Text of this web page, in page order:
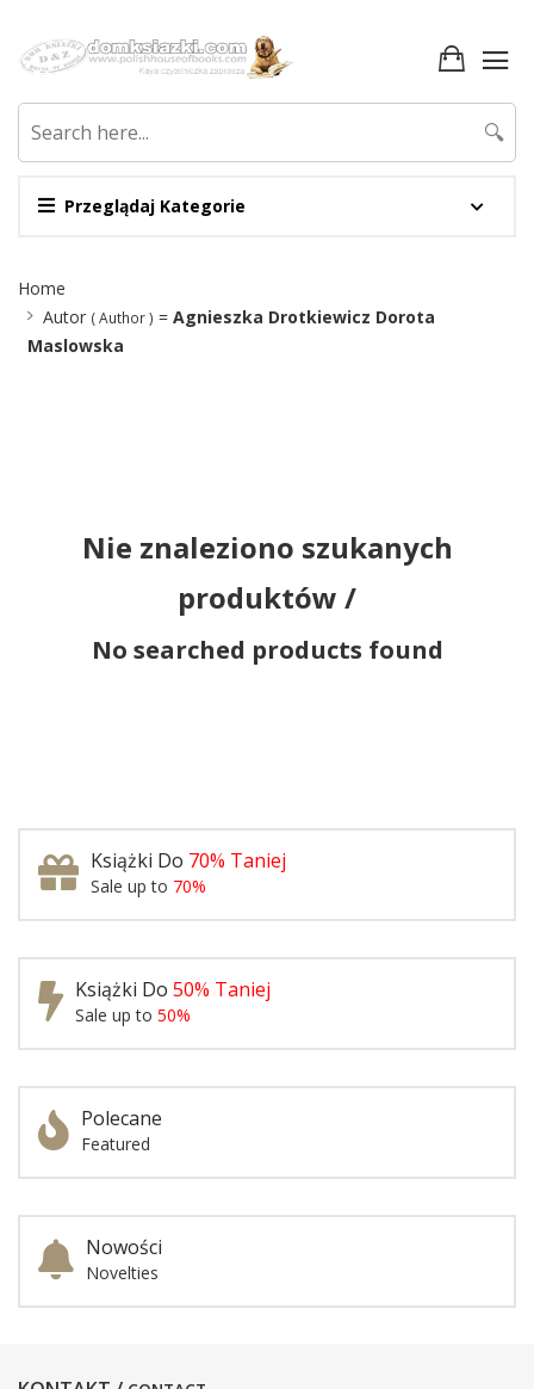
Przeglądaj Kategorie
🔍
Breadcrumb
Home
Autor ( Author ) = Agnieszka Drotkiewicz Dorota
Maslowska
Nie znaleziono szukanych
produktów /
No searched products found
Książki Do 70% Taniej
Sale up to 70%
Książki Do 50% Taniej
Sale up to 50%
Polecane
Featured
Nowości
Novelties